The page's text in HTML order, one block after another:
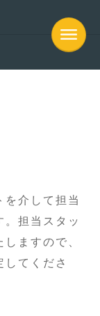
を介して担当
担当スタッ
ますので、
てくださ